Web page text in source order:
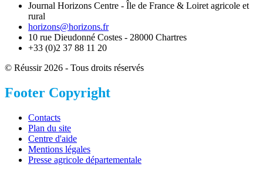
Journal Horizons Centre - Île de France & Loiret agricole et
rural
horizons@horizons.fr
10 rue Dieudonné Costes - 28000 Chartres
+33 (0)2 37 88 11 20
© Réussir 2026 - Tous droits réservés
Footer Copyright
Contacts
Plan du site
Centre d'aide
Mentions légales
Presse agricole départementale